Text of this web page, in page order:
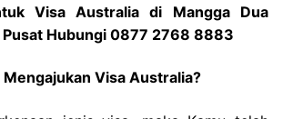
Visa Australia di Mangga Dua
Pusat Hubungi 0877 2768 8883
Mengajukan Visa Australia?